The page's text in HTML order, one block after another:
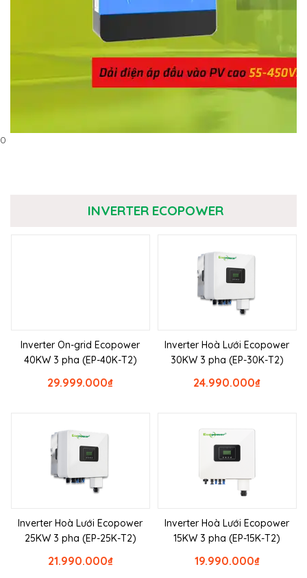
0
INVERTER ECOPOWER
Inverter On-grid Ecopower
40KW 3 pha (EP-40K-T2)
₫
29.999.000
Inverter Hoà Lưới Ecopower
30KW 3 pha (EP-30K-T2)
₫
24.990.000
Inverter Hoà Lưới Ecopower
25KW 3 pha (EP-25K-T2)
₫
21.990.000
Inverter Hoà Lưới Ecopower
15KW 3 pha (EP-15K-T2)
₫
19.990.000